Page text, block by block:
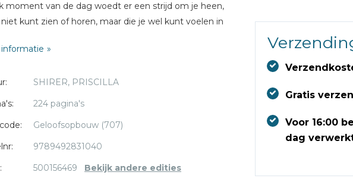
moment van de dag woedt er een strijd om je heen,
niet kunt zien of horen, maar die je wel kunt voelen in
je gedachten, je huwelijk, je kinderen, je relaties, je
als je erdoor wordt verrast. Deze bijbelstudie zorgt
dat je de wapenrusting van God aantrekt, zodat je klaar
volg je als groep. Het boek biedt zes weken
toegang tot zeven online videostudies van 40
SHIRER, PRISCILLA
224 pagina's
Geloofsopbouw (707)
9789492831040
500156469 Bekijk andere edities
Gratis
Voor 16:00
dag